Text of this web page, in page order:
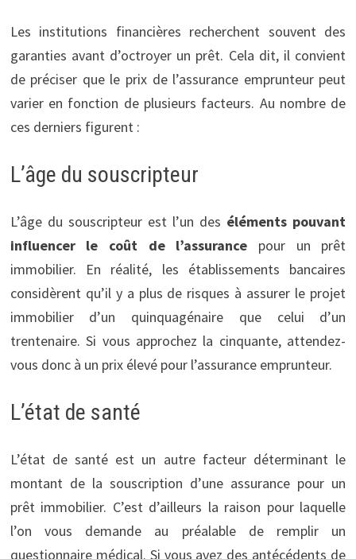
Les institutions financières recherchent souvent des
garanties avant d’octroyer un prêt. Cela dit, il convient
de préciser que le prix de l’assurance emprunteur peut
varier en fonction de plusieurs facteurs. Au nombre de
ces derniers figurent :
L’âge du souscripteur
L’âge du souscripteur est l’un des éléments pouvant
influencer le coût de l’assurance pour un prêt
immobilier. En réalité, les établissements bancaires
considèrent qu’il y a plus de risques à assurer le projet
immobilier d’un quinquagénaire que celui d’un
trentenaire. Si vous approchez la cinquante, attendez-
vous donc à un prix élevé pour l’assurance emprunteur.
L’état de santé
L’état de santé est un autre facteur déterminant le
montant de la souscription d’une assurance pour un
prêt immobilier. C’est d’ailleurs la raison pour laquelle
l’on vous demande au préalable de remplir un
questionnaire médical. Si vous avez des antécédents de